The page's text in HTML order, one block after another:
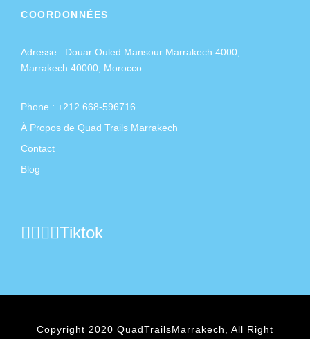
COORDONNÉES
Adresse : Douar Ouled Mansour Marrakech 4000,
Marrakech 40000, Morocco
Phone : +212 668-596716
À Propos de Quad Trails Marrakech
Contact
Blog
Tiktok
Copyright 2020 QuadTrailsMarrakech, All Right